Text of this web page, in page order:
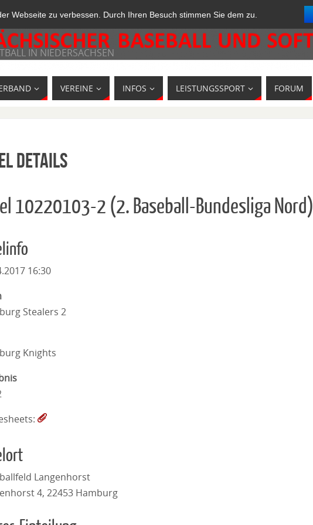
Webseite zu verbessen. Durch Ihren Besuch stimmen Sie dem zu.
IN NIEDERSACHSEN
VEREINE INFOS LEISTUNGSSPORT FORUM
Details
10220103-2 (2. Baseball-Bundesliga Nord)
16:30
Stealers 2
Knights
Langenhorst
4, 22453 Hamburg